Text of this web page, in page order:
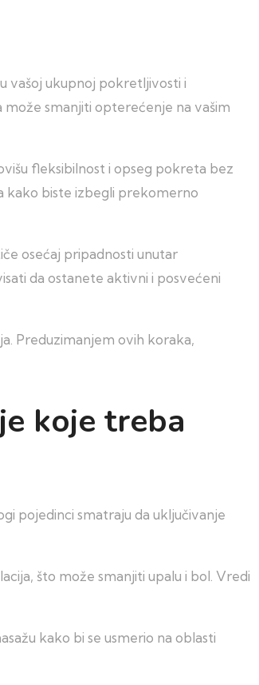
vašoj ukupnoj pokretljivosti i
može smanjiti opterećenje na vašim
fleksibilnost i opseg pokreta bez
kako biste izbegli prekomerno
osećaj pripadnosti unutar
da ostanete aktivni i posvećeni
Preduzimanjem ovih koraka,
koje treba
pojedinci smatraju da uključivanje
što može smanjiti upalu i bol. Vredi
kako bi se usmerio na oblasti